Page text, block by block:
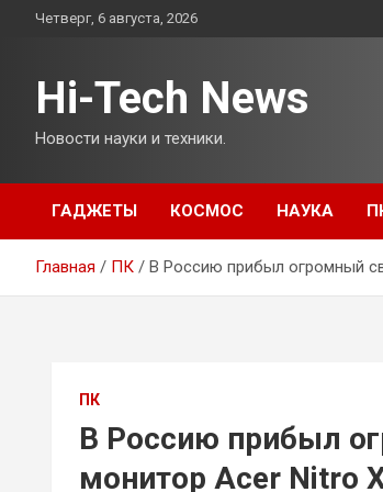
ПерейтиЧетверг, 6 августа, 2026
Hi-Tech News
Новости науки и техники.
ГАДЖЕТЫ КОСМОС НАУКА
Главная ПК В Россию прибыл огромный
ПК
В Россию прибыл
монитор Acer Nitro